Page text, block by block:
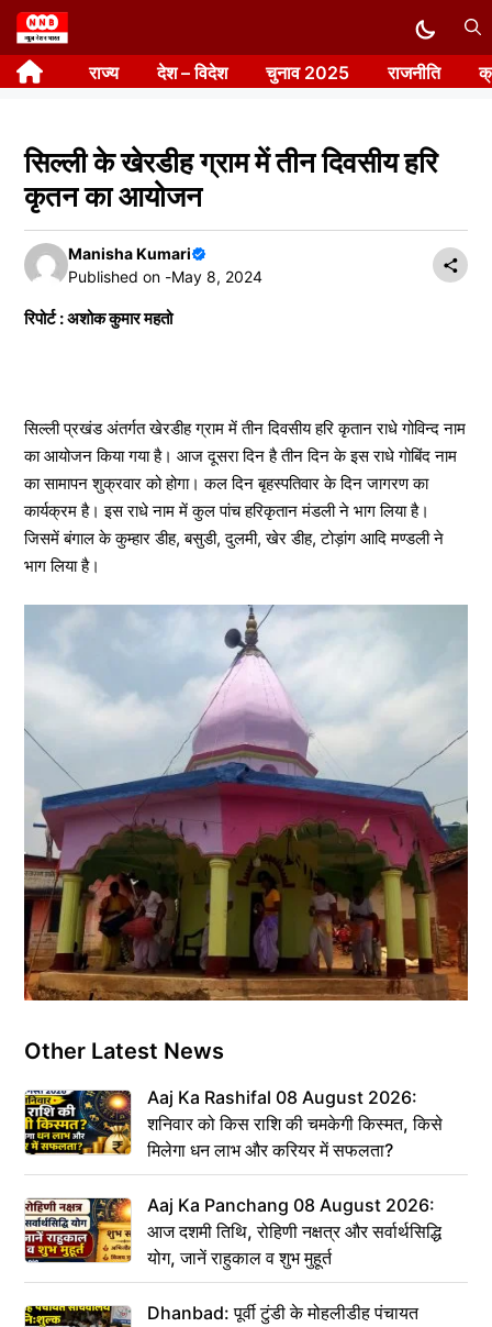
Skip
to
content राज्य देश – विदेश चुनाव 2025 राजनीति
सिल्ली के खेरडीह ग्राम में तीन दिवसीय हरि
कृतन का आयोजन
Manisha Kumari
Published on -May 8, 2024
रिपोर्ट : अशोक कुमार महतो
सिल्ली प्रखंड अंतर्गत खेरडीह ग्राम में तीन दिवसीय हरि कृतान राधे गोविन्द नाम
का आयोजन किया गया है। आज दूसरा दिन है तीन दिन के इस राधे गोबिंद नाम
का सामापन शुक्रवार को होगा। कल दिन बृहस्पतिवार के दिन जागरण का
कार्यक्रम है। इस राधे नाम में कुल पांच हरिकृतान मंडली ने भाग लिया है।
जिसमें बंगाल के कुम्हार डीह, बसुडी, दुलमी, खेर डीह, टोड़ांग आदि मण्डली ने
भाग लिया है।
Other Latest News
Aaj Ka Rashifal 08 August 2026:
शनिवार को किस राशि की चमकेगी किस्मत, किसे
मिलेगा धन लाभ और करियर में सफलता?
Aaj Ka Panchang 08 August 2026:
आज दशमी तिथि, रोहिणी नक्षत्र और सर्वार्थसिद्धि
योग, जानें राहुकाल व शुभ मुहूर्त
Dhanbad: पूर्वी टुंडी के मोहलीडीह पंचायत